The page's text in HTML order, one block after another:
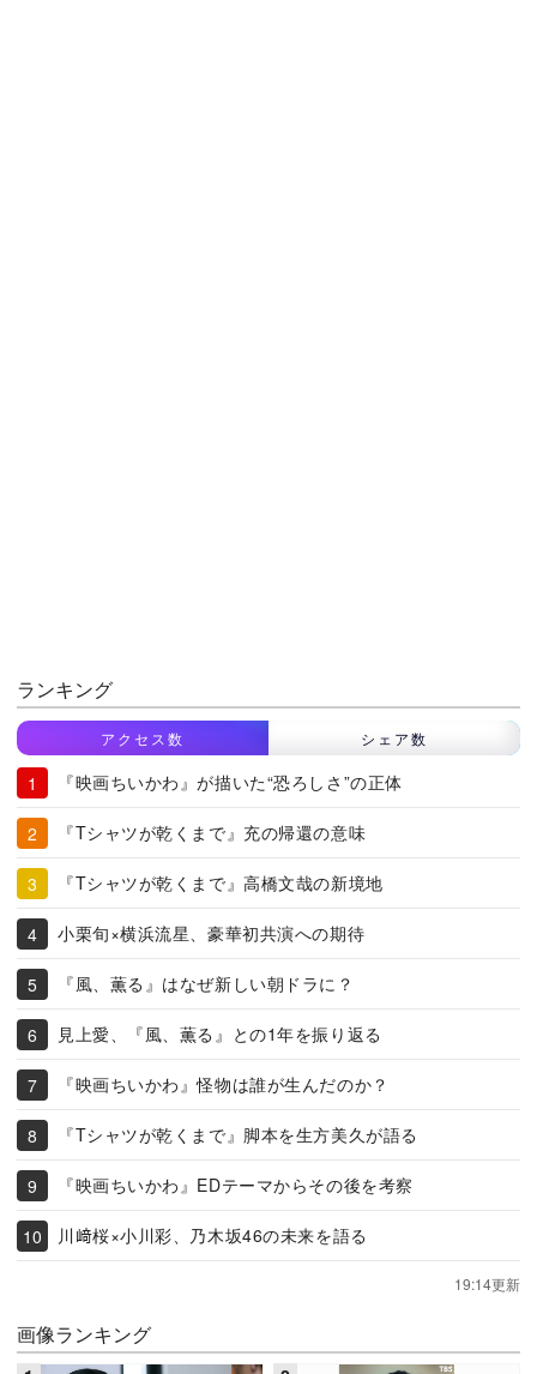
ランキング
アクセス数 シェア数
『映画ちいかわ』が描いた“恐ろしさ”の正体
『Tシャツが乾くまで』充の帰還の意味
『Tシャツが乾くまで』高橋文哉の新境地
小栗旬×横浜流星、豪華初共演への期待
『風、薫る』はなぜ新しい朝ドラに？
見上愛、『風、薫る』との1年を振り返る
『映画ちいかわ』怪物は誰が生んだのか？
『Tシャツが乾くまで』脚本を生方美久が語る
『映画ちいかわ』EDテーマからその後を考察
川﨑桜×小川彩、乃木坂46の未来を語る
19:14更新
画像ランキング